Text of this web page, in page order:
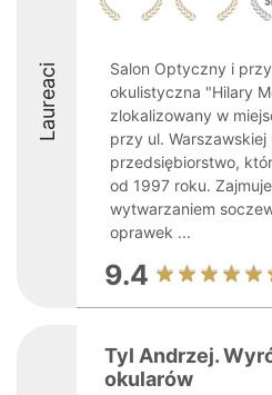
Laureaci
Salon Optyczny i
okulistyczna "Hilary
zlokalizowany w
przy ul. Warszawskiej
przedsiębiorstwo,
od 1997 roku.
wytwarzaniem
oprawek ...
9.4
Tyl Andrzej.
okularów